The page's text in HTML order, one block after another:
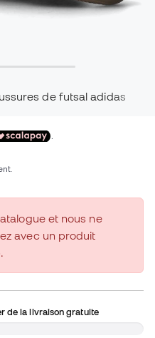
de futsal adidas
et nous ne
avec un produit
de la livraison gratuite